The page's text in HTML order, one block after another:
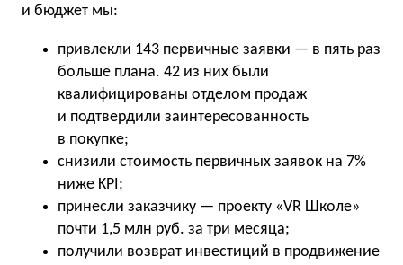
и бюджет мы:
привлекли 143 первичные заявки — в пять раз
больше плана. 42 из них были
квалифицированы отделом продаж
и подтвердили заинтересованность
в покупке;
снизили стоимость первичных заявок на 7%
ниже KPI;
принесли заказчику — проекту «VR Школе»
почти 1,5 млн руб. за три месяца;
получили возврат инвестиций в продвижение